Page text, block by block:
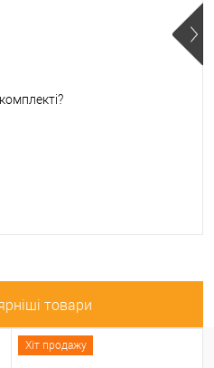
товари
Хіт продажу